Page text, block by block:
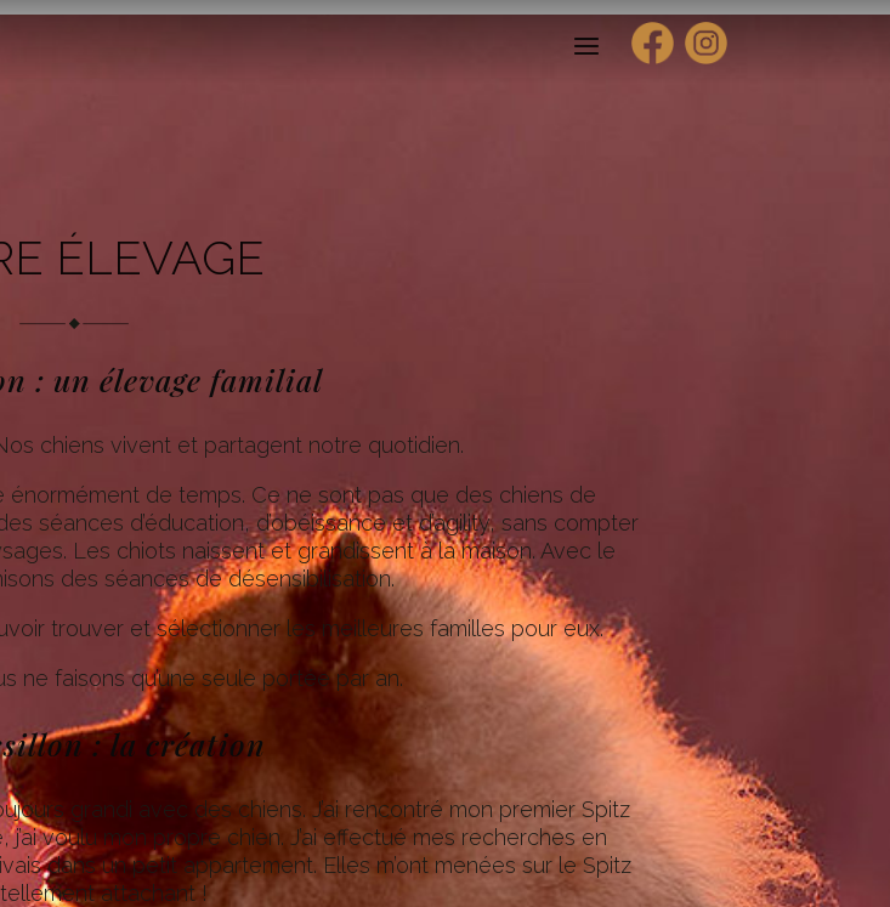
ÉLEVAGE
: un élevage familial
chiens vivent et partagent notre quotidien.
de temps. Ce ne sont pas que des chiens de
séances d’éducation, d’obéissance et d’agility, sans compter
Les chiots naissent et grandissent à la maison. Avec le
des séances de désensibilisation.
trouver et sélectionner les meilleures familles pour eux.
ne faisons qu’une seule portée par an.
: la création
grandi avec des chiens. J’ai rencontré mon premier Spitz
voulu mon propre chien. J’ai effectué mes recherches en
dans un petit appartement. Elles m’ont menées sur le Spitz
attachant !